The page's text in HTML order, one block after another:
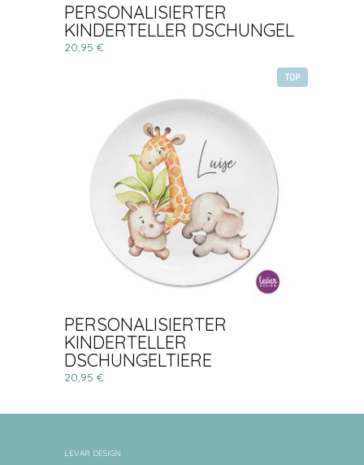
PERSONALISIERTER
KINDERTELLER DSCHUNGEL
20,95 €
TOP
PERSONALISIERTER
KINDERTELLER
DSCHUNGELTIERE
20,95 €
LEVAR DESIGN